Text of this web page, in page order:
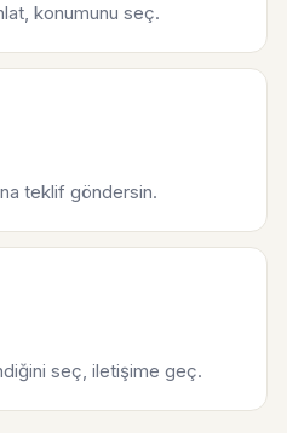
konumunu seç.
teklif göndersin.
seç, iletişime geç.